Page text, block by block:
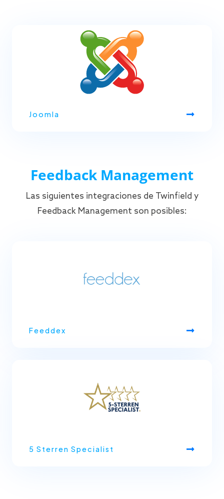
Joomla
Feedback Management
Las siguientes integraciones de Twinfield y
Feedback Management son posibles:
Feeddex
5 Sterren Specialist